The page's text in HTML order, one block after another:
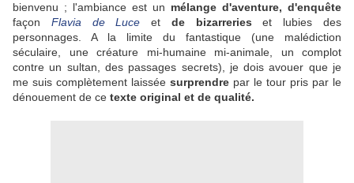
bienvenu ; l'ambiance est un mélange d'aventure, d'enquête
façon Flavia de Luce et de bizarreries et lubies des
personnages. A la limite du fantastique (une malédiction
séculaire, une créature mi-humaine mi-animale, un complot
contre un sultan, des passages secrets), je dois avouer que je
me suis complètement laissée surprendre par le tour pris par le
dénouement de ce texte original et de qualité.